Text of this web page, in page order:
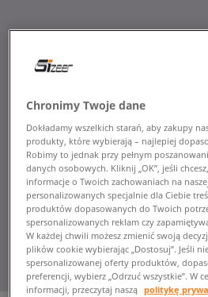
Chronimy Twoje dane
Dokładamy wszelkich starań, aby zakupy
produkty, które wybierają – najlepiej
Robimy to jednak przy pełnym
danych osobowych. Kliknij „OK”, jeśli
informacje o Twoich zachowaniach na
personalizowanych specjalnie dla Ciebie
produktów dopasowanych do Twoich
spersonalizowanych reklam czy
W każdej chwili możesz zmienić swoją
plików cookie wybierając „Dostosuj”. Jeśli
spersonalizowanej oferty produktów,
preferencji, wybierz „Odrzuć wszystkie”. W
informacji, przeczytaj naszą politykę